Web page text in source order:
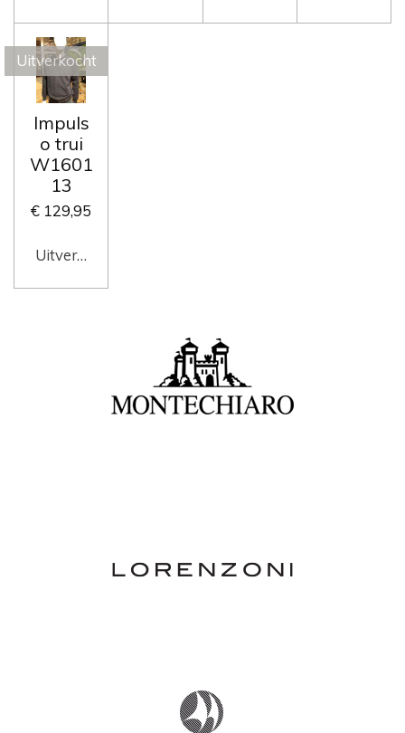
Uitverkocht
Impuls
o trui
W1601
13
€ 129,95
Uitverkocht